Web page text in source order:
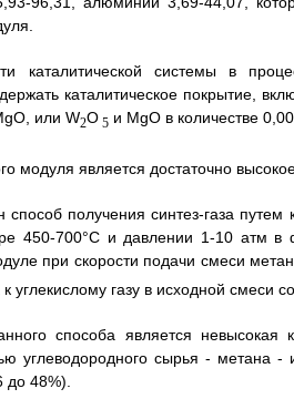
каталитической системы в
каталитическое покрытие,
или W2O 5и MgO в количестве
модуля является достаточно
получения синтез-газа
450-700°С и давлении 1-10 атм
при скорости подачи смеси
газу в исходной смеси
способа является
углеводородного сырья - метана
до 48%).